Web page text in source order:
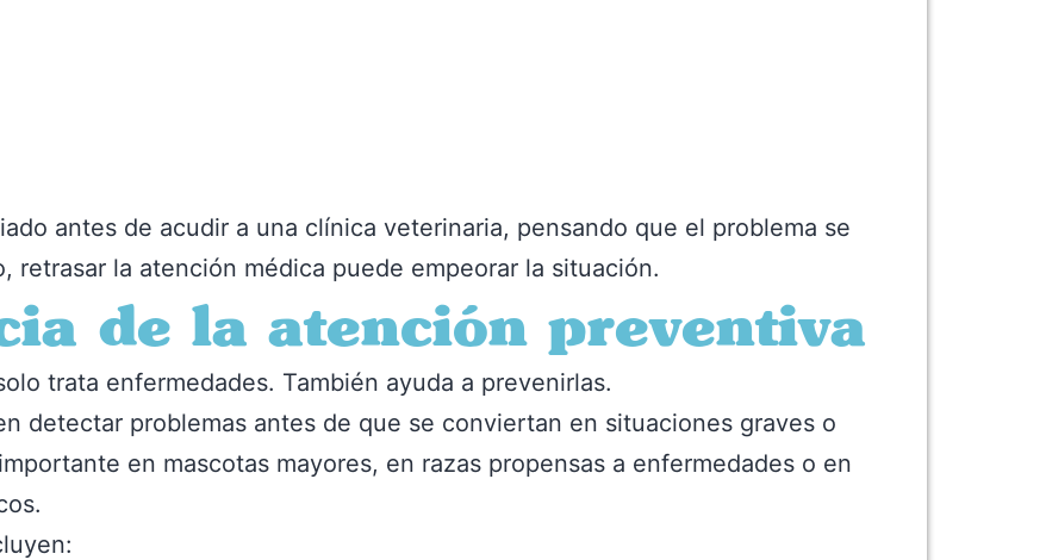
antes de acudir a una clínica veterinaria, pensando que el problema se
retrasar la atención médica puede empeorar la situación.
de la atención preventiva
trata enfermedades. También ayuda a prevenirlas.
detectar problemas antes de que se conviertan en situaciones graves o
en mascotas mayores, en razas propensas a enfermedades o en